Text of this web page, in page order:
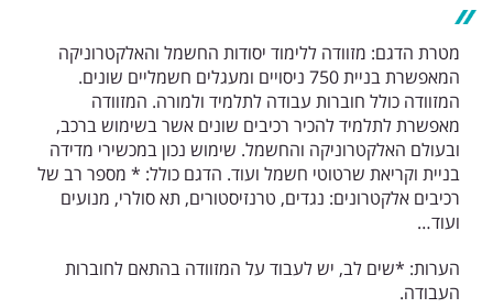
מטרת הדגם: מזוודה ללימוד יסודות החשמל והאלקטרוניקה
המאפשרת בניית 750 ניסויים ומעגלים חשמליים שונים.
המזוודה כולל חוברות עבודה לתלמיד ולמורה. המזוודה
מאפשרת לתלמיד להכיר רכיבים שונים אשר בשימוש ברכב,
ובעולם האלקטרוניקה והחשמל. שימוש נכון במכשירי מדידה
בניית וקריאת שרטוטי חשמל ועוד. הדגם כולל: * מספר רב של
רכיבים אלקטרונים: נגדים, טרנזיסטורים, תא סולרי, מנועים
ועוד…
הערות: *שים לב, יש לעבוד על המזוודה בהתאם לחוברות
העבודה.